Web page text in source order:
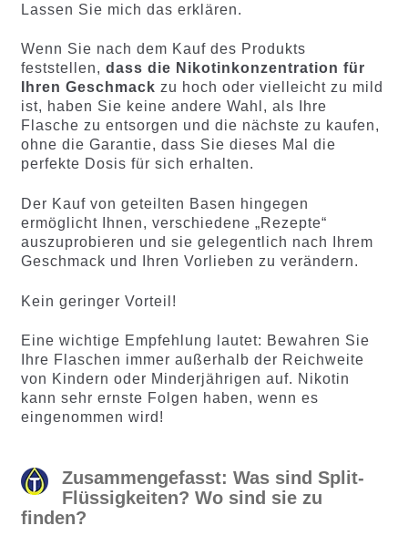
Lassen Sie mich das erklären.
Wenn Sie nach dem Kauf des Produkts
feststellen, dass die Nikotinkonzentration für
Ihren Geschmack zu hoch oder vielleicht zu mild
ist, haben Sie keine andere Wahl, als Ihre
Flasche zu entsorgen und die nächste zu kaufen,
ohne die Garantie, dass Sie dieses Mal die
perfekte Dosis für sich erhalten.
Der Kauf von geteilten Basen hingegen
ermöglicht Ihnen, verschiedene „Rezepte“
auszuprobieren und sie gelegentlich nach Ihrem
Geschmack und Ihren Vorlieben zu verändern.
Kein geringer Vorteil!
Eine wichtige Empfehlung lautet: Bewahren Sie
Ihre Flaschen immer außerhalb der Reichweite
von Kindern oder Minderjährigen auf. Nikotin
kann sehr ernste Folgen haben, wenn es
eingenommen wird!
Zusammengefasst: Was sind Split-
Flüssigkeiten? Wo sind sie zu
finden?